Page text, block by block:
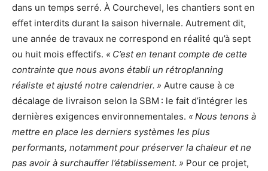
dans un temps serré. À Courchevel, les chantiers sont en
effet interdits durant la saison hivernale. Autrement dit,
une année de travaux ne correspond en réalité qu’à sept
ou huit mois effectifs. « C’est en tenant compte de cette
contrainte que nous avons établi un rétroplanning
réaliste et ajusté notre calendrier. » Autre cause à ce
décalage de livraison selon la SBM : le fait d’intégrer les
dernières exigences environnementales. « Nous tenons à
mettre en place les derniers systèmes les plus
performants, notamment pour préserver la chaleur et ne
pas avoir à surchauffer l’établissement. » Pour ce projet,